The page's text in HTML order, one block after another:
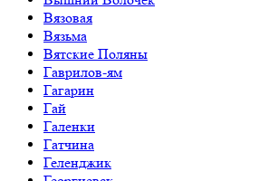
Вязовая
Вязьма
Вятские Поляны
Гаврилов-ям
Гагарин
Гай
Галенки
Гатчина
Геленджик